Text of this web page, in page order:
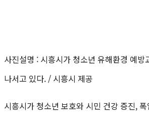
사진설명 : 시흥시가 청소년 유해환경 예
나서고 있다. / 시흥시 제공
시흥시가 청소년 보호와 시민 건강 증진,